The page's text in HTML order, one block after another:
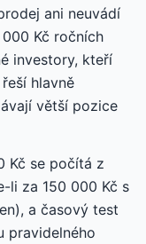
ani neuvádí
Kč ročních
investory, kteří
hlavně
větší pozice
Kč se počítá z
li za 150 000 Kč s
a časový test
pravidelného